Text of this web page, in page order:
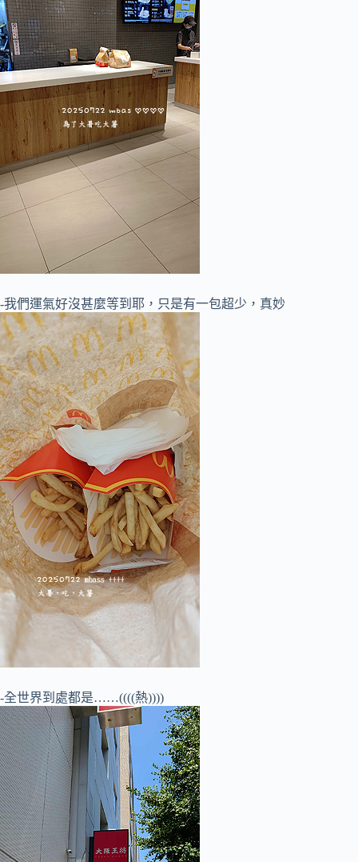
-我們運氣好沒甚麼等到耶，只是有一包超少，真妙
-全世界到處都是……((((熱))))